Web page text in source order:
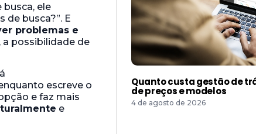
busca, ele
busca?”. E
problemas e
a possibilidade de
escreve o
e faz mais
e
Quanto custa gestão de
de preços e modelos
4 de agosto de 2026